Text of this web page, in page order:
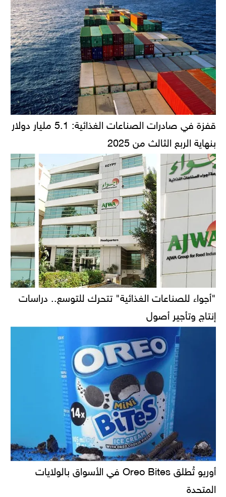
قفزة في صادرات الصناعات الغذائية: 5.1 مليار دولار
بنهاية الربع الثالث من 2025
"أجواء للصناعات الغذائية" تتحرك للتوسع.. دراسات
إنتاج وتأجير أصول
أوريو تُطلق Oreo Bites في الأسواق بالولايات
المتحدة